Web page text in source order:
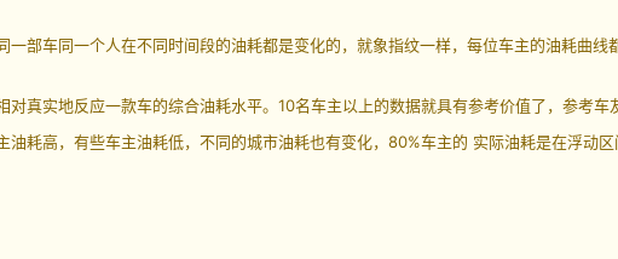
部车同一个人在不同时间段的油耗都是变化的，就象指纹一样，每位车主的油耗曲线
真实地反应一款车的综合油耗水平。10名车主以上的数据就具有参考价值了，参考车
耗高，有些车主油耗低，不同的城市油耗也有变化，80%车主的 实际油耗是在浮动区